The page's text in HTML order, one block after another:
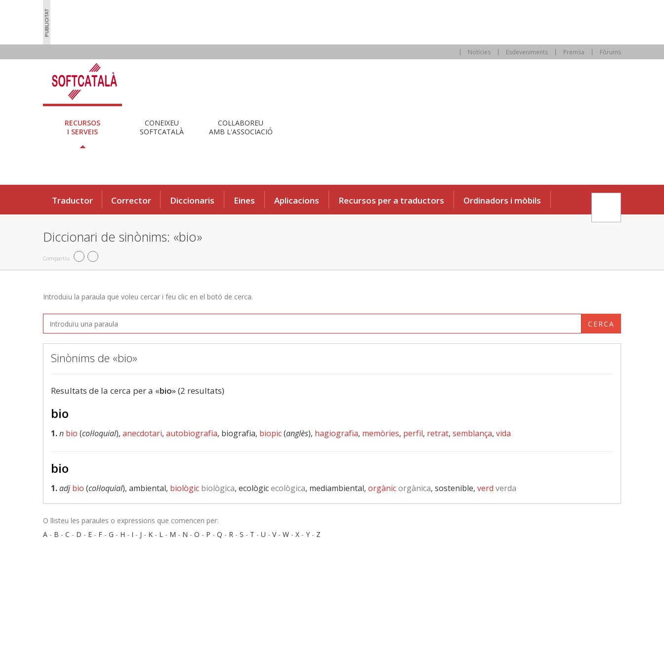
Notícies Esdeveniments Premsa Fòrums
RECURSOS
I SERVEIS
CONEIXEU
SOFTCATALÀ
COL·LABOREU
AMB L'ASSOCIACIÓ
Traductor Corrector Diccionaris Eines Aplicacions Recursos per a traductors Ordinadors i mòbils
Diccionari de sinònims: «bio»
Compartiu
Introduïu la paraula que voleu cercar i feu clic en el botó de cerca.
CERCA
Sinònims de «bio»
Resultats de la cerca per a «bio» (2 resultats)
bio
1.n bio (col·loquial), anecdotari, autobiografia, biografia, biopic(anglès), hagiografia, memòries, perfil, retrat, semblança, vida
bio
1.adj bio (col·loquial), ambiental, biològic biològica, ecològicecològica, mediambiental, orgànicorgànica, sostenible, verd verda
O llisteu les paraules o expressions que comencen per:
A - B - C - D - E - F - G - H - I - J - K - L - M - N - O - P - Q - R - S - T - U - V- W - X - Y - Z